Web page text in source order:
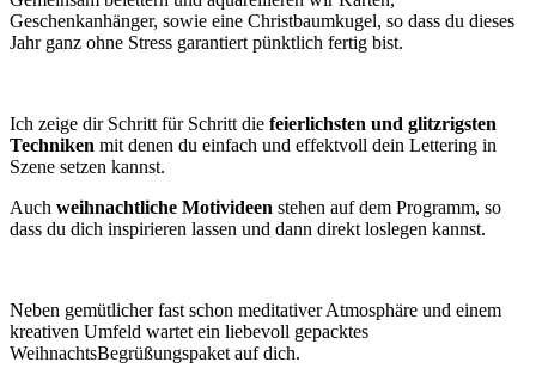
Geschenkanhänger, sowie eine Christbaumkugel, so dass du dieses
Jahr ganz ohne Stress garantiert pünktlich fertig bist.
Ich zeige dir Schritt für Schritt die feierlichsten und glitzrigsten
Techniken mit denen du einfach und effektvoll dein Lettering in
Szene setzen kannst.
Auch weihnachtliche Motivideen stehen auf dem Programm, so
dass du dich inspirieren lassen und dann direkt loslegen kannst.
Neben gemütlicher fast schon meditativer Atmosphäre und einem
kreativen Umfeld wartet ein liebevoll gepacktes
WeihnachtsBegrüßungspaket auf dich.